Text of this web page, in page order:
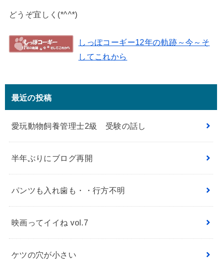
どうぞ宜しく(*^^*)
しっぽコーギー12年の軌跡～今～そ
してこれから
最近の投稿
愛玩動物飼養管理士2級 受験の話し
半年ぶりにブログ再開
パンツも入れ歯も・・行方不明
映画ってイイね vol.7
ケツの穴が小さい